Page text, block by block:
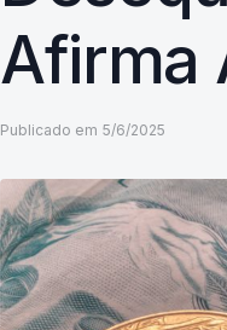
Afirma
Publicado em 5/6/2025